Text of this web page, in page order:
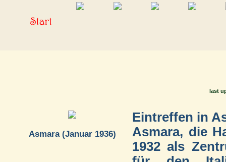
last
Asmara (Januar 1936)
Eintreffen in
Asmara, die
1932 als